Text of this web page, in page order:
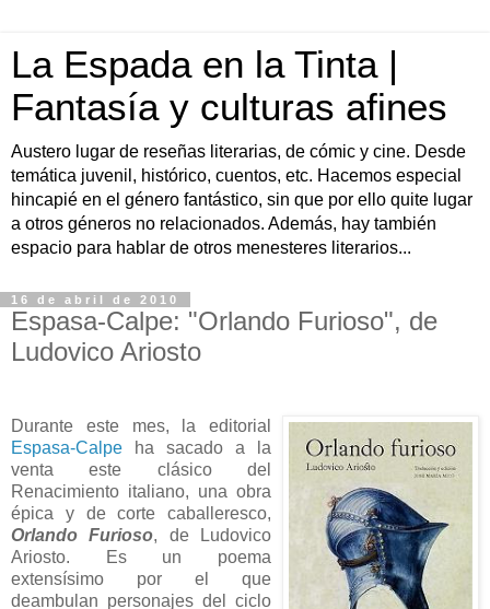
La Espada en la Tinta |
Fantasía y culturas afines
Austero lugar de reseñas literarias, de cómic y cine. Desde
temática juvenil, histórico, cuentos, etc. Hacemos especial
hincapié en el género fantástico, sin que por ello quite lugar
a otros géneros no relacionados. Además, hay también
espacio para hablar de otros menesteres literarios...
16 de abril de 2010
Espasa-Calpe: "Orlando Furioso", de
Ludovico Ariosto
Durante este mes, la editorial
Espasa-Calpe ha sacado a la
venta este clásico del
Renacimiento italiano, una obra
épica y de corte caballeresco,
Orlando Furioso, de Ludovico
Ariosto. Es un poema
extensísimo por el que
deambulan personajes del ciclo